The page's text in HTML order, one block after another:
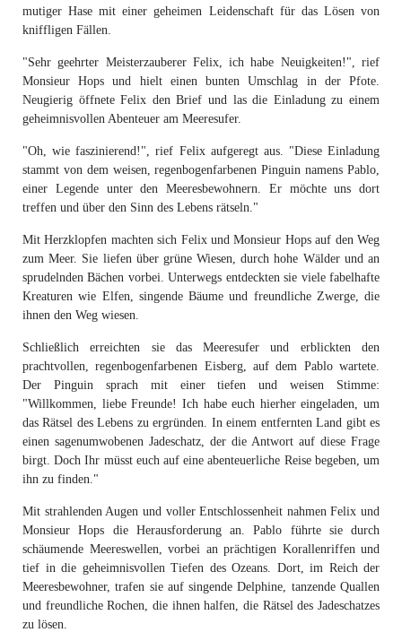
mutiger Hase mit einer geheimen Leidenschaft für das Lösen von
kniffligen Fällen.
"Sehr geehrter Meisterzauberer Felix, ich habe Neuigkeiten!", rief
Monsieur Hops und hielt einen bunten Umschlag in der Pfote.
Neugierig öffnete Felix den Brief und las die Einladung zu einem
geheimnisvollen Abenteuer am Meeresufer.
"Oh, wie faszinierend!", rief Felix aufgeregt aus. "Diese Einladung
stammt von dem weisen, regenbogenfarbenen Pinguin namens Pablo,
einer Legende unter den Meeresbewohnern. Er möchte uns dort
treffen und über den Sinn des Lebens rätseln."
Mit Herzklopfen machten sich Felix und Monsieur Hops auf den Weg
zum Meer. Sie liefen über grüne Wiesen, durch hohe Wälder und an
sprudelnden Bächen vorbei. Unterwegs entdeckten sie viele fabelhafte
Kreaturen wie Elfen, singende Bäume und freundliche Zwerge, die
ihnen den Weg wiesen.
Schließlich erreichten sie das Meeresufer und erblickten den
prachtvollen, regenbogenfarbenen Eisberg, auf dem Pablo wartete.
Der Pinguin sprach mit einer tiefen und weisen Stimme:
"Willkommen, liebe Freunde! Ich habe euch hierher eingeladen, um
das Rätsel des Lebens zu ergründen. In einem entfernten Land gibt es
einen sagenumwobenen Jadeschatz, der die Antwort auf diese Frage
birgt. Doch Ihr müsst euch auf eine abenteuerliche Reise begeben, um
ihn zu finden."
Mit strahlenden Augen und voller Entschlossenheit nahmen Felix und
Monsieur Hops die Herausforderung an. Pablo führte sie durch
schäumende Meereswellen, vorbei an prächtigen Korallenriffen und
tief in die geheimnisvollen Tiefen des Ozeans. Dort, im Reich der
Meeresbewohner, trafen sie auf singende Delphine, tanzende Quallen
und freundliche Rochen, die ihnen halfen, die Rätsel des Jadeschatzes
zu lösen.